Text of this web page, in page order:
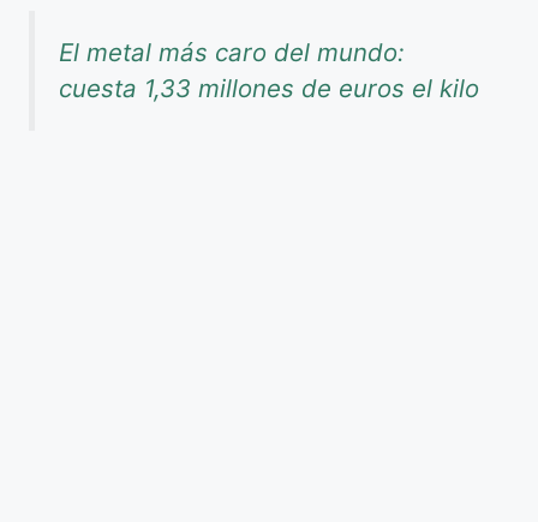
El metal más caro del mundo:
cuesta 1,33 millones de euros el kilo